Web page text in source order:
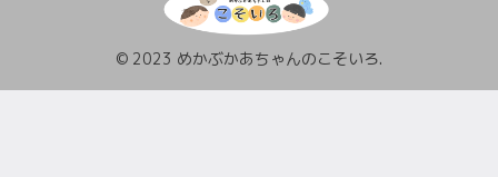
© 2023 めかぶかあちゃんのこそいろ.